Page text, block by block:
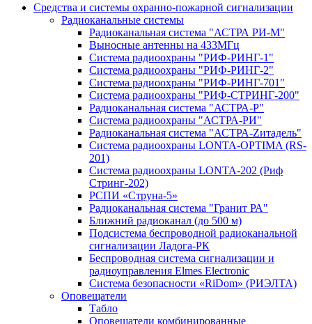
Средства и системы охранно-пожарной сигнализации
Радиоканальные системы
Радиоканальная система "АСТРА РИ-М"
Выносные антенны на 433МГц
Система радиоохраны "РИФ-РИНГ-1"
Система радиоохраны "РИФ-РИНГ-2"
Система радиоохраны "РИФ-РИНГ-701"
Система радиоохраны "РИФ-СТРИНГ-200"
Радиоканальная система "АСТРА-Р"
Система радиоохраны "АСТРА-РИ"
Радиоканальная система "АСТРА-Zитадель"
Система радиоохраны LONTA-OPTIMA (RS-
201)
Система радиоохраны LONTA-202 (Риф
Стринг-202)
РСПИ «Струна-5»
Радиоканальная система "Гранит РА"
Ближний радиоканал (до 500 м)
Подсистема беспроводной радиоканальной
сигнализации Ладога-РК
Беспроводная система сигнализации и
радиоуправления Elmes Electronic
Система безопасности «RiDom» (РИЭЛТА)
Оповещатели
Табло
Оповещатели комбинированные